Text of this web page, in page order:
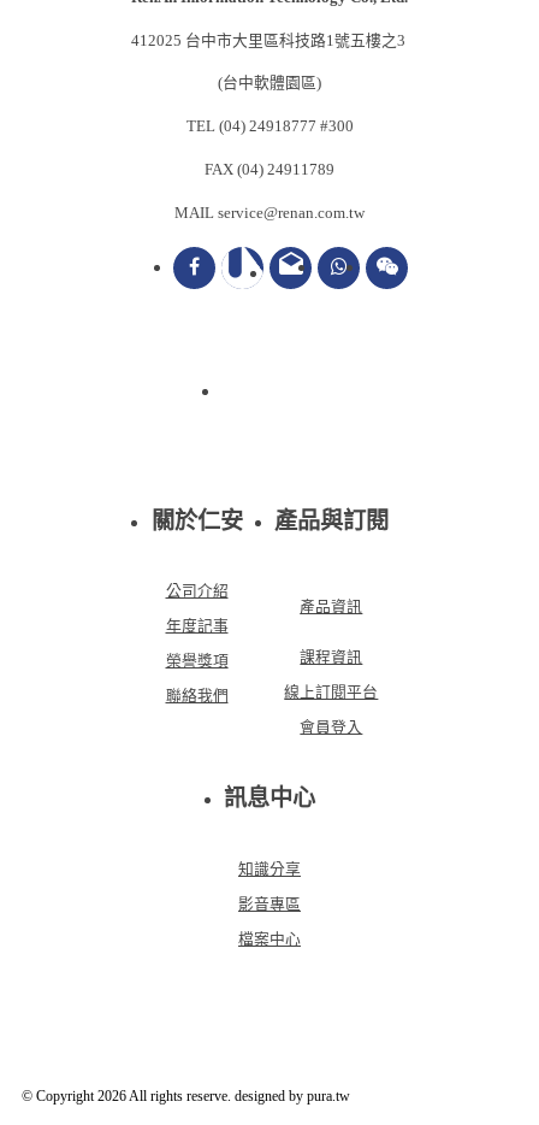
412025 台中市大里區科技路1號五樓之3
(台中軟體園區)
TEL (04) 24918777 #300
FAX (04) 24911789
MAIL service@renan.com.tw
drafts
關於仁安
公司介紹
年度記事
榮譽獎項
聯絡我們
產品與訂閱
產品資訊
課程資訊
線上訂閱平台
會員登入
訊息中心
知識分享
影音專區
檔案中心
© Copyright 2026 All rights reserve. designed by pura.tw